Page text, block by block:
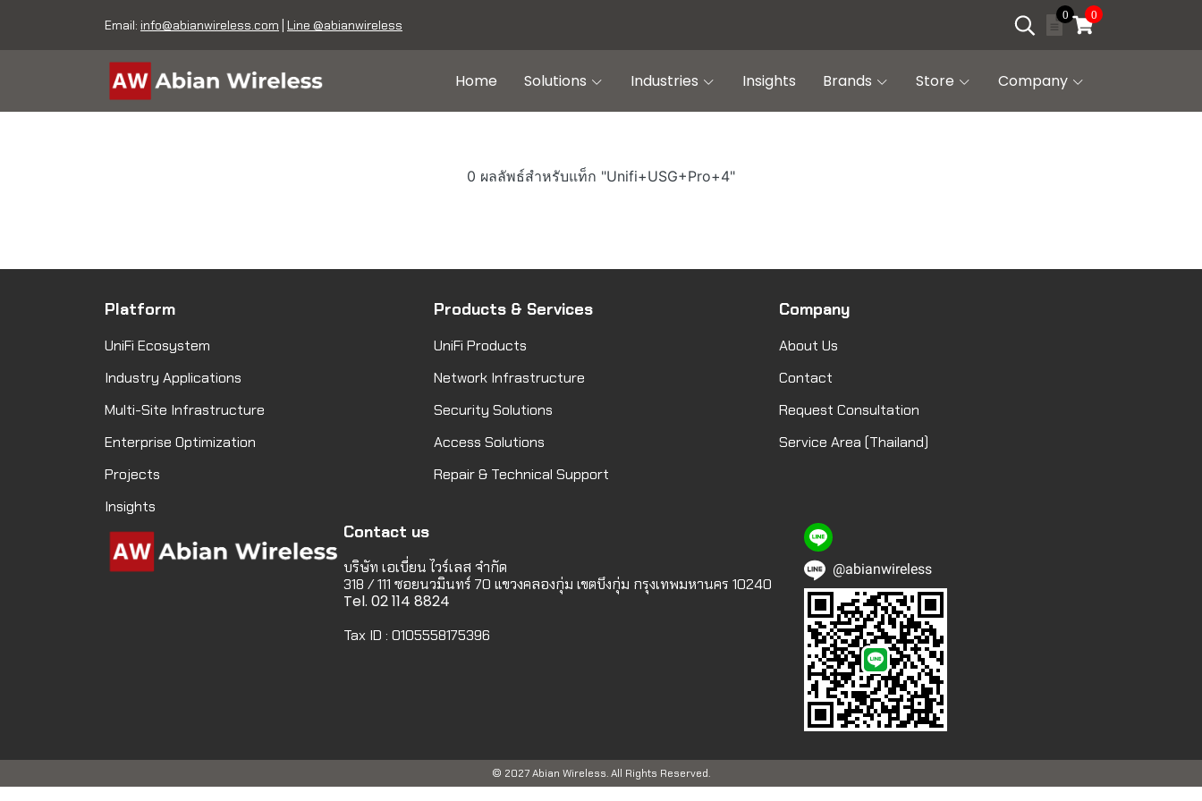
Email: info@abianwireless.com Line @abianwireless
0 0
Home Solutions Industries Insights Brands Store Company
0 ผลลัพธ์สำหรับแท็ก "Unifi+USG+Pro+4"
Platform
UniFi Ecosystem
Industry Applications
Multi-Site Infrastructure
Enterprise Optimization
Projects
Insights
Products & Services
UniFi Products
Network Infrastructure
Security Solutions
Access Solutions
Repair & Technical Support
Company
About Us
Contact
Request Consultation
Service Area (Thailand)
Contact us
บริษัท เอเบี่ยน ไวร์เลส จำกัด
318 / 111 ซอยนวมินทร์ 70 แขวงคลองกุ่ม เขตบึงกุ่ม กรุงเทพมหานคร 10240
Tel. 02 114 8824
Tax ID : 0105558175396
@abianwireless
© 2027 Abian Wireless. All Rights Reserved.